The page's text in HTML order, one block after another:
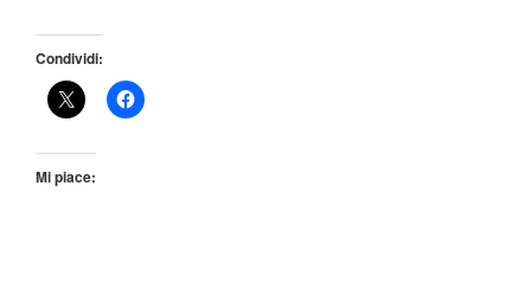
Condividi:
Mi piace: